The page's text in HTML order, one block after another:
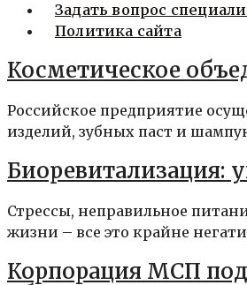
Задать вопрос
Политика сайта
Косметическое
Российское предприятие
изделий, зубных паст и
Стрессы, неправильное
жизни – все это крайне
Корпорация МСП